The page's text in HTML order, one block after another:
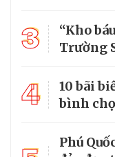
3
“Kho
Trường
4
10 bãi
bình
Phú